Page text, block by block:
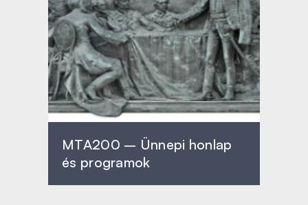
MTA200 – Ünnepi honlap
és programok